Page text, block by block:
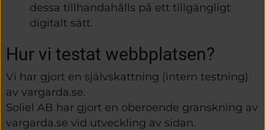
dessa tillhandahålls på ett tillgängligt
digitalt sätt.
Hur vi testat webbplatsen?
Vi har gjort en självskattning (intern testning)
av vargarda.se.
Soliel AB har gjort en oberoende granskning av
vargarda.se vid utveckling av sidan.